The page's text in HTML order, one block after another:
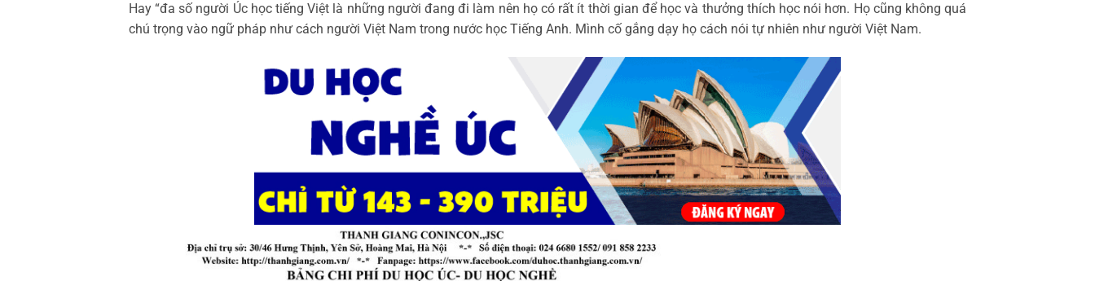
Hay “đa số người Úc học tiếng Việt là những người đang đi làm nên họ có rất ít thời gian để học và thưởng thích học nói hơn. Họ cũng không quá
chú trọng vào ngữ pháp như cách người Việt Nam trong nước học Tiếng Anh. Mình cố gắng dạy họ cách nói tự nhiên như người Việt Nam.